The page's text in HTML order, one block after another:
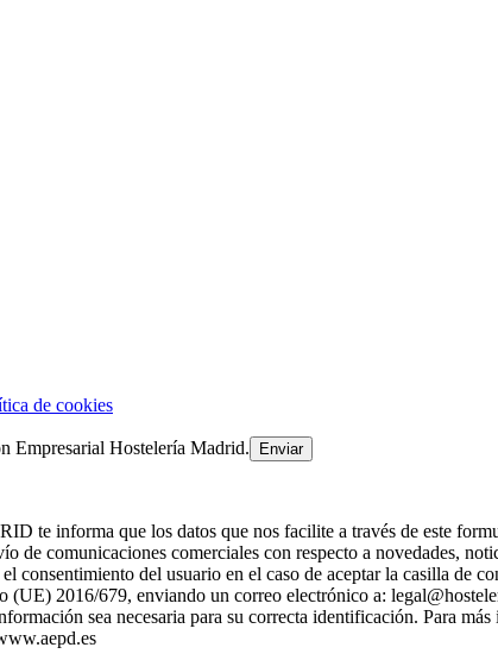
de cookies
Empresarial Hostelería Madrid.
informa que los datos que nos facilite a través de este
comunicaciones comerciales con respecto a novedades,
del usuario en el caso de aceptar la casilla de
2016/679, enviando un correo electrónico a:
sea necesaria para su correcta identificación. Para